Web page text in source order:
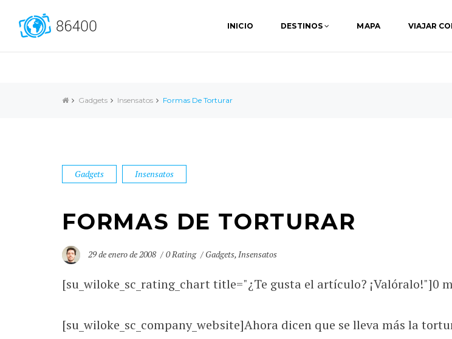
INICIO DESTINOS MAPA VIAJAR
Gadgets Insensatos Formas De Torturar
Gadgets Insensatos
FORMAS DE TORTURAR
29 de enero de 2008 0 Rating Gadgets, Insensatos
[su_wiloke_sc_rating_chart title="¿Te gusta el artículo? ¡Valóralo!"]0
[su_wiloke_sc_company_website]Ahora dicen que se lleva más la